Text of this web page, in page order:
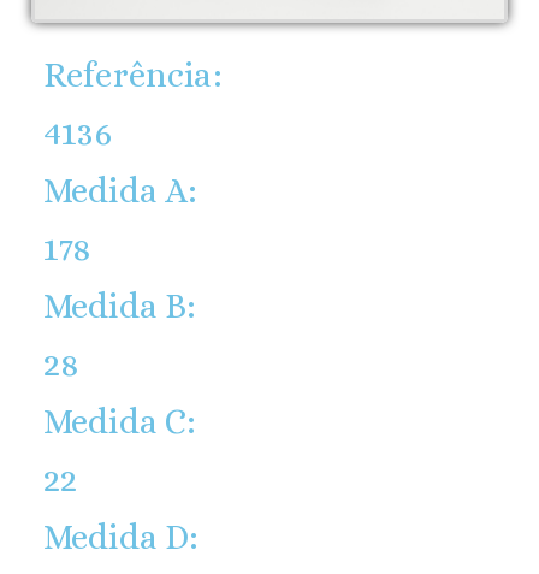
Referência:
4136
Medida A:
178
Medida B:
28
Medida C:
22
Medida D: